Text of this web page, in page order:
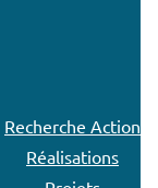
Recherche Action
Réalisations